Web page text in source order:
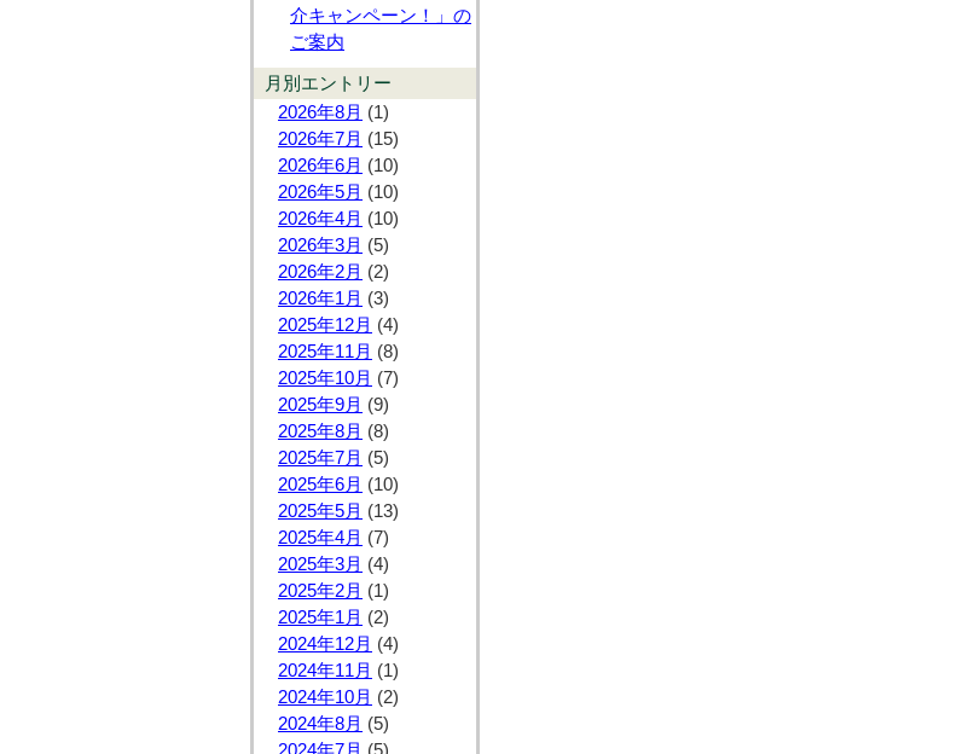
介キャンペーン！」の
ご案内
月別エントリー
2026年8月 (1)
2026年7月 (15)
2026年6月 (10)
2026年5月 (10)
2026年4月 (10)
2026年3月 (5)
2026年2月 (2)
2026年1月 (3)
2025年12月 (4)
2025年11月 (8)
2025年10月 (7)
2025年9月 (9)
2025年8月 (8)
2025年7月 (5)
2025年6月 (10)
2025年5月 (13)
2025年4月 (7)
2025年3月 (4)
2025年2月 (1)
2025年1月 (2)
2024年12月 (4)
2024年11月 (1)
2024年10月 (2)
2024年8月 (5)
2024年7月 (5)